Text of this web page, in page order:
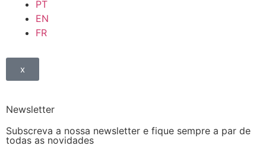
PT
EN
FR
x
Newsletter
Subscreva a nossa newsletter e fique sempre a par de
todas as novidades